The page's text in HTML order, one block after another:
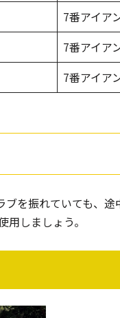
7番アイア
7番アイア
7番アイア
を振れていても、
しましょう。